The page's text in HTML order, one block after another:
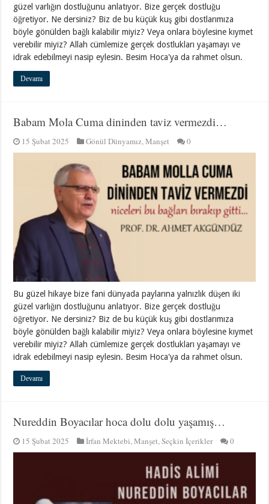
güzel varlığın dostluğunu anlatıyor. Bize gerçek dostluğu
öğretiyor. Ne dersiniz? Biz de bu küçük kuş gibi dostlarımıza
böyle gönülden bağlı kalabilir miyiz? Veya onlara böylesine kıymet
verebilir miyiz? Allah cümlemize gerçek dostlukları yaşamayı ve
idrak edebilmeyi nasip eylesin. Besim Hoca'ya da rahmet olsun.
Devamı
Babam Mola Cuma dininden taviz vermezdi…
15 Şubat 2025 Gönül Dünyamız,Manşet 0
Bu güzel hikaye bize fani dünyada paylarına yalnızlık düşen iki
güzel varlığın dostluğunu anlatıyor. Bize gerçek dostluğu
öğretiyor. Ne dersiniz? Biz de bu küçük kuş gibi dostlarımıza
böyle gönülden bağlı kalabilir miyiz? Veya onlara böylesine kıymet
verebilir miyiz? Allah cümlemize gerçek dostlukları yaşamayı ve
idrak edebilmeyi nasip eylesin. Besim Hoca'ya da rahmet olsun.
Devamı
Nureddin Boyacılar hoca dolu dolu yaşamış…
15 Şubat 2025 İrfan Mektebi,Manşet,Seçkin İçerikler 0